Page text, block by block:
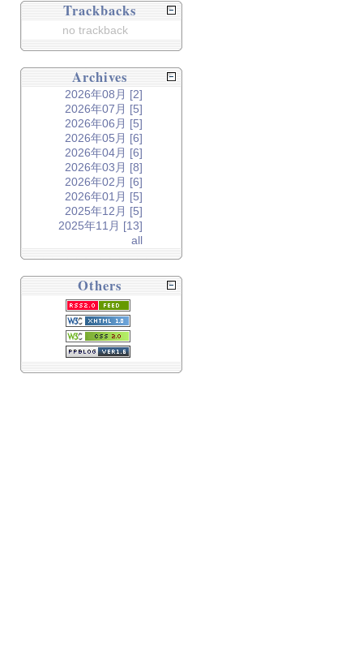
Trackbacks
no trackback
Archives
2026年08月 [2]
2026年07月 [5]
2026年06月 [5]
2026年05月 [6]
2026年04月 [6]
2026年03月 [8]
2026年02月 [6]
2026年01月 [5]
2025年12月 [5]
2025年11月 [13]
all
Others